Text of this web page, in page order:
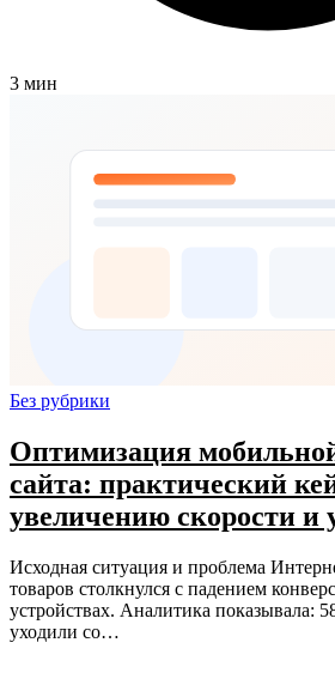
3 мин
Без рубрики
Оптимизация
сайта: практический
увеличению скорости и
Исходная ситуация и проблема
товаров столкнулся с падением
устройствах. Аналитика показывала:
уходили со…